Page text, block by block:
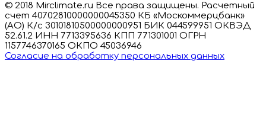
© 2018 Mirclimate.ru Все права защищены. Расчетный
счет 40702810000000045350 КБ «Москоммерцбанк»
(АО) К/с 30101810500000000951 БИК 044599951 ОКВЭД
52.61.2 ИНН 7713395636 КПП 771301001 ОГРН
1157746370165 ОКПО 45036946
Согласие на обработку персональных данных